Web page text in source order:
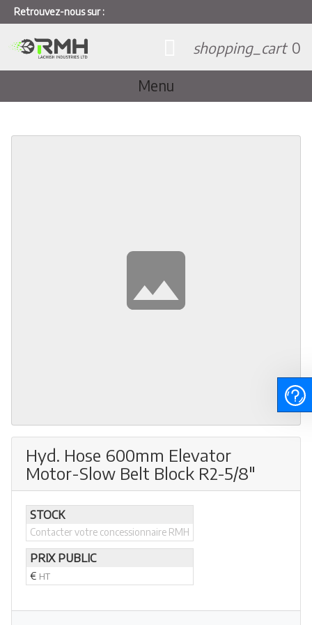
Retrouvez-nous sur :
Menu
shopping_cart 0
Hyd. Hose 600mm Elevator
Motor-Slow Belt Block R2-5/8"
STOCK
Contacter votre concessionnaire RMH
PRIX PUBLIC
€ HT